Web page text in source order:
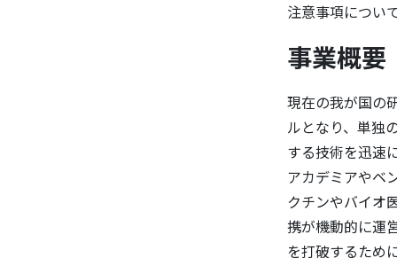
注意事項につい
事業概要
現在の我が国の
ルとなり、単独
する技術を迅速
アカデミアやベ
クチンやバイオ
携が機動的に運
を打破するため